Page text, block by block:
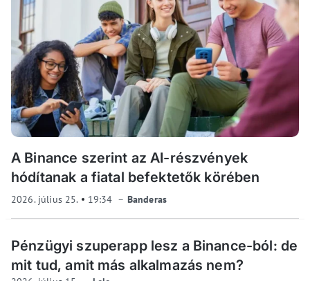
A Binance szerint az AI-részvények
hódítanak a fiatal befektetők körében
2026. július 25. 19:34 Banderas
Pénzügyi szuperapp lesz a Binance-ból: de
mit tud, amit más alkalmazás nem?